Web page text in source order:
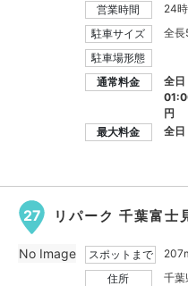
営業時間
24
駐車サイズ
全長
駐車場形態
通常料金
全
円
最大料金
全
27 リパーク 千葉富士
スポットまで
住所
千葉
No Image